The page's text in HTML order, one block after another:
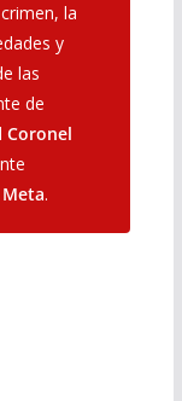
la
y
las
de
Coronel
.